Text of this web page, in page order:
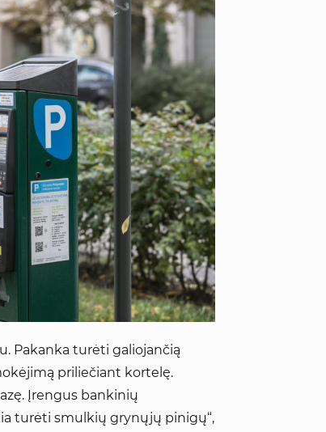
Pakanka turėti galiojančią
priliečiant kortelę.
Įrengus bankinių
turėti smulkių grynųjų pinigų“,